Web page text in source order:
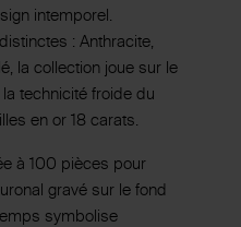
intemporel.
: Anthracite,
la collection joue sur le
technicité froide du
en or 18 carats.
à 100 pièces pour
gravé sur le fond
symbolise